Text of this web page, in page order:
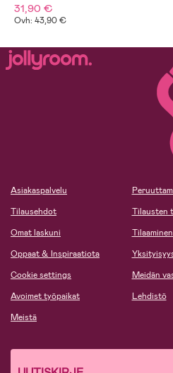
31,90 €
Ovh: 43,90 €
Asiakaspalvelu
Tilausehdot
Omat laskuni
Oppaat & Inspiraatiota
Cookie settings
Avoimet työpaikat
Meistä
Tilausten
Meidän
Lehdistö